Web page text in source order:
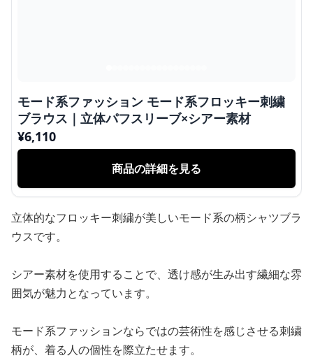
モード系ファッション モード系フロッキー刺繍
ブラウス｜立体パフスリーブ×シアー素材
¥6,110
商品の詳細を見る
立体的なフロッキー刺繍が美しいモード系の柄シャツブラ
ウスです。
シアー素材を使用することで、透け感が生み出す繊細な雰
囲気が魅力となっています。
モード系ファッションならではの芸術性を感じさせる刺繍
柄が、着る人の個性を際立たせます。